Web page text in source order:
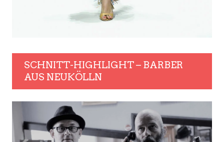
SCHNITT-HIGHLIGHT – BARBER
AUS NEUKÖLLN